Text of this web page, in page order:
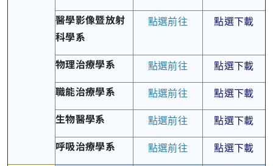
醫學影像暨放射
科學系
點選前往 點選下載
物理治療學系 點選前往
點選下載
職能治療學系
點選前往
點選下載
生物醫學系
點選前往
點選下載
呼吸治療學系
點選前往 點選下載